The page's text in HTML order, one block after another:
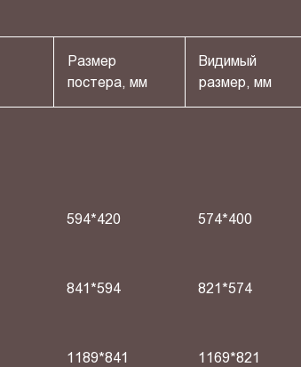
Размер
постера, мм
Видимый
размер, мм
594*420 574*400
841*594 821*574
1189*841 1169*821